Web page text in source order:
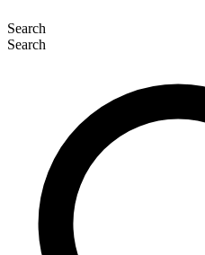
Search
Search